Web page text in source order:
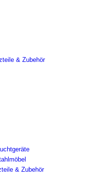
& Zubehör
& Zubehör